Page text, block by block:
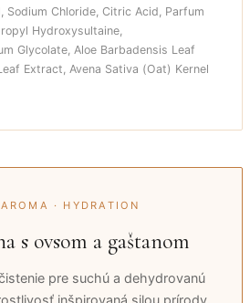
Sodium Chloride, Citric Acid, Parfum
Hydroxysultaine,
Glycolate, Aloe Barbadensis Leaf
Extract, Avena Sativa (Oat) Kernel
· HYDRATION
s ovsom a gaštanom
pre suchú a dehydrovanú
inšpirovaná silou prírody.